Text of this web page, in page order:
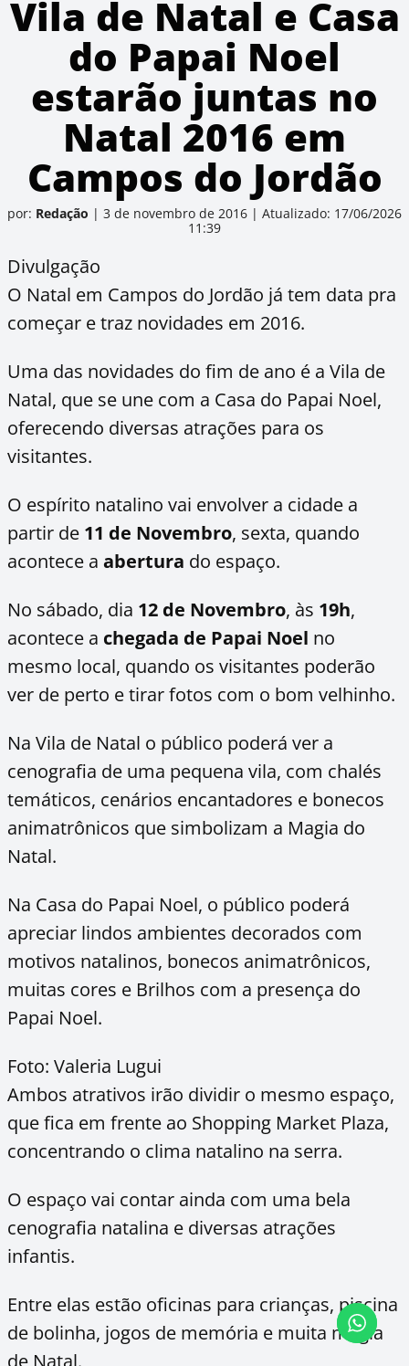
Vila de Natal e Casa
do Papai Noel
estarão juntas no
Natal 2016 em
Campos do Jordão
por: Redação | 3 de novembro de 2016 | Atualizado: 17/06/2026
11:39
Divulgação
O Natal em Campos do Jordão já tem data pra
começar e traz novidades em 2016.
Uma das novidades do fim de ano é a Vila de
Natal, que se une com a Casa do Papai Noel,
oferecendo diversas atrações para os
visitantes.
O espírito natalino vai envolver a cidade a
partir de 11 de Novembro, sexta, quando
acontece a abertura do espaço.
No sábado, dia 12 de Novembro, às 19h,
acontece a chegada de Papai Noel no
mesmo local, quando os visitantes poderão
ver de perto e tirar fotos com o bom velhinho.
Na Vila de Natal o público poderá ver a
cenografia de uma pequena vila, com chalés
temáticos, cenários encantadores e bonecos
animatrônicos que simbolizam a Magia do
Natal.
Na Casa do Papai Noel, o público poderá
apreciar lindos ambientes decorados com
motivos natalinos, bonecos animatrônicos,
muitas cores e Brilhos com a presença do
Papai Noel.
Foto: Valeria Lugui
Ambos atrativos irão dividir o mesmo espaço,
que fica em frente ao Shopping Market Plaza,
concentrando o clima natalino na serra.
O espaço vai contar ainda com uma bela
cenografia natalina e diversas atrações
infantis.
Entre elas estão oficinas para crianças, piscina
de bolinha, jogos de memória e muita magia
de Natal.